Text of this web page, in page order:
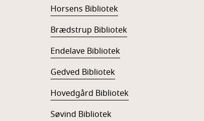
Horsens Bibliotek
Brædstrup Bibliotek
Endelave Bibliotek
Gedved Bibliotek
Hovedgård Bibliotek
Søvind Bibliotek